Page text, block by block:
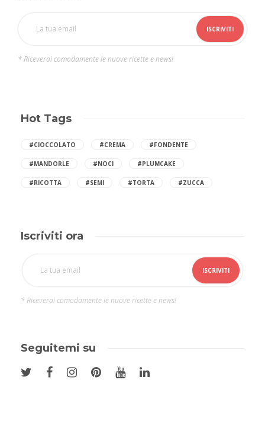
* Riceverai comodamente le nuove ricette e news!
Hot Tags
#CIOCCOLATO #CREMA #FONDENTE
#MANDORLE #NOCI #PLUMCAKE
#RICOTTA #SEMI #TORTA #ZUCCA
Iscriviti ora
* Riceverai comodamente le nuove ricette e news!
Seguitemi su